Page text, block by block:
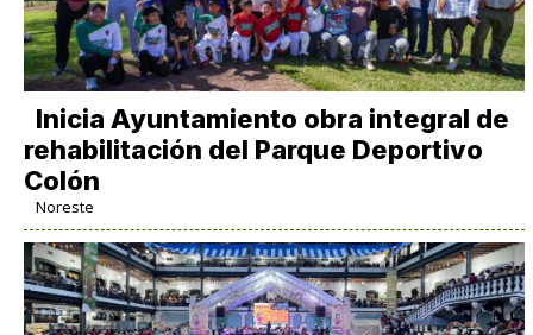
Inicia Ayuntamiento obra integral de
rehabilitación del Parque Deportivo
Colón
Noreste